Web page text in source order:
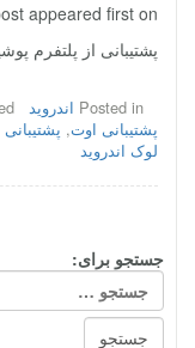
appeared first on .
پشتیبانی از پلتفرم
Posted in اندروید
پشتیبانی اوت,
لوک اندروید
جستجو برای: